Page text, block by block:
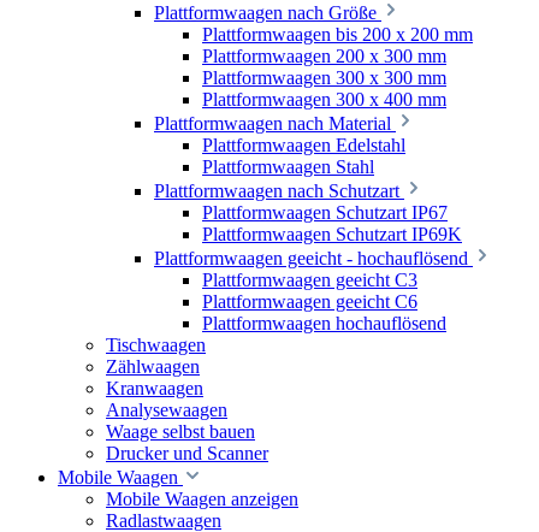
Plattformwaagen nach Größe
Plattformwaagen bis 200 x 200 mm
Plattformwaagen 200 x 300 mm
Plattformwaagen 300 x 300 mm
Plattformwaagen 300 x 400 mm
Plattformwaagen nach Material
Plattformwaagen Edelstahl
Plattformwaagen Stahl
Plattformwaagen nach Schutzart
Plattformwaagen Schutzart IP67
Plattformwaagen Schutzart IP69K
Plattformwaagen geeicht - hochauflösend
Plattformwaagen geeicht C3
Plattformwaagen geeicht C6
Plattformwaagen hochauflösend
Tischwaagen
Zählwaagen
Kranwaagen
Analysewaagen
Waage selbst bauen
Drucker und Scanner
Mobile Waagen
Mobile Waagen anzeigen
Radlastwaagen